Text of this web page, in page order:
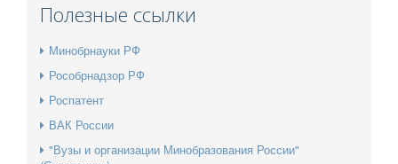
Полезные ссылки
Минобрнауки РФ
Рособрнадзор РФ
Роспатент
ВАК России
"Вузы и организации Минобразования России"